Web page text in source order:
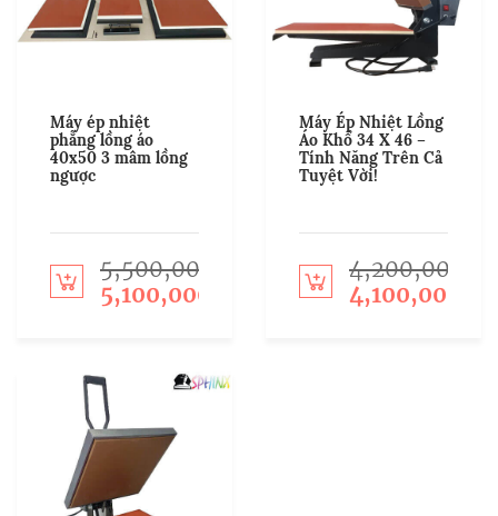
Máy ép nhiệt
phẳng lồng áo
40x50 3 mâm lồng
ngược
Add to cart
5,500,000
5,100,000
Máy Ép Nhiệt Lồng
Áo Khổ 34 X 46 –
Tính Năng Trên Cả
Tuyệt Vời!
Add to cart
4,200,000
4,100,000